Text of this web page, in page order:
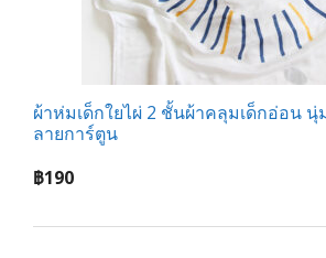
ผ้าห่มเด็กใยไผ่ 2 ชั้นผ้าคลุมเด็กอ่อน
ลายการ์ตูน
฿190